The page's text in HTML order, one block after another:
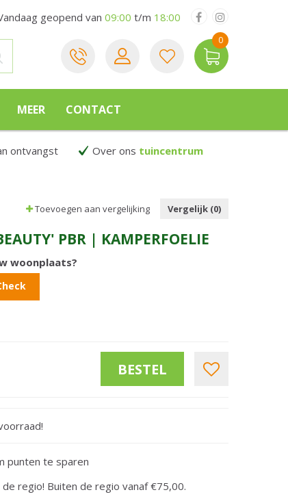
geopend van 09:00 t/m 18:00
MEER CONTACT
ontvangst Over ons tuincentrum
Toevoegen aan vergelijking Vergelijk (0)
PBR | KAMPERFOELIE
woonplaats?
punten te sparen
regio! Buiten de regio vanaf €75,00.